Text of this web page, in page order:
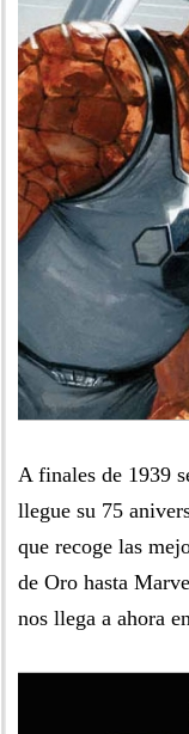
A finales de 1939
llegue su 75
que recoge las
de Oro hasta
nos llega a ahora